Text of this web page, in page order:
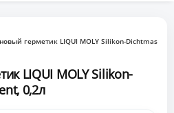
герметик LIQUI MOLY Silikon-Dichtmasse
LIQUI MOLY Silikon-
0,2л